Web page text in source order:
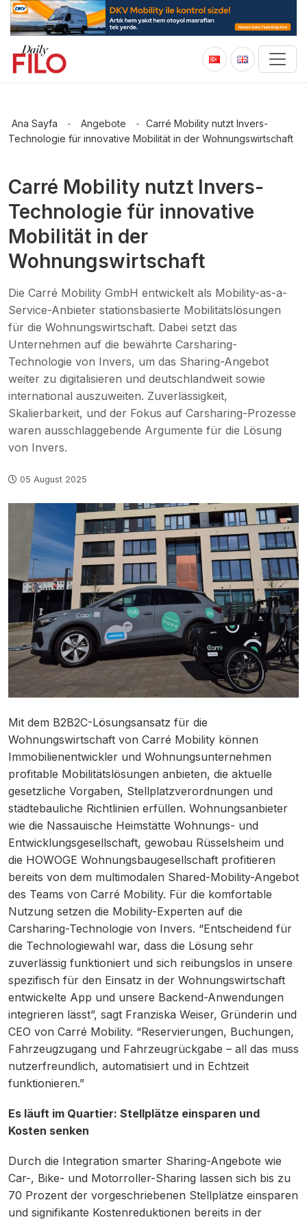
Ana Sayfa - Angebote - Carré Mobility nutzt Invers-
Technologie für innovative Mobilität in der Wohnungswirtschaft
Carré Mobility nutzt Invers-
Technologie für innovative
Mobilität in der
Wohnungswirtschaft
Die Carré Mobility GmbH entwickelt als Mobility-as-a-
Service-Anbieter stationsbasierte Mobilitätslösungen
für die Wohnungswirtschaft. Dabei setzt das
Unternehmen auf die bewährte Carsharing-
Technologie von Invers, um das Sharing-Angebot
weiter zu digitalisieren und deutschlandweit sowie
international auszuweiten. Zuverlässigkeit,
Skalierbarkeit, und der Fokus auf Carsharing-Prozesse
waren ausschlaggebende Argumente für die Lösung
von Invers.
05 August 2025
Mit dem B2B2C-Lösungsansatz für die
Wohnungswirtschaft von Carré Mobility können
Immobilienentwickler und Wohnungsunternehmen
profitable Mobilitätslösungen anbieten, die aktuelle
gesetzliche Vorgaben, Stellplatzverordnungen und
städtebauliche Richtlinien erfüllen. Wohnungsanbieter
wie die Nassauische Heimstätte Wohnungs- und
Entwicklungsgesellschaft, gewobau Rüsselsheim und
die HOWOGE Wohnungsbaugesellschaft profitieren
bereits von dem multimodalen Shared-Mobility-Angebot
des Teams von Carré Mobility. Für die komfortable
Nutzung setzen die Mobility-Experten auf die
Carsharing-Technologie von Invers. “Entscheidend für
die Technologiewahl war, dass die Lösung sehr
zuverlässig funktioniert und sich reibungslos in unsere
spezifisch für den Einsatz in der Wohnungswirtschaft
entwickelte App und unsere Backend-Anwendungen
integrieren lässt”, sagt Franziska Weiser, Gründerin und
CEO von Carré Mobility. “Reservierungen, Buchungen,
Fahrzeugzugang und Fahrzeugrückgabe – all das muss
nutzerfreundlich, automatisiert und in Echtzeit
funktionieren.”
Es läuft im Quartier: Stellplätze einsparen und
Kosten senken
Durch die Integration smarter Sharing-Angebote wie
Car-, Bike- und Motorroller-Sharing lassen sich bis zu
70 Prozent der vorgeschriebenen Stellplätze einsparen
und signifikante Kostenreduktionen bereits in der